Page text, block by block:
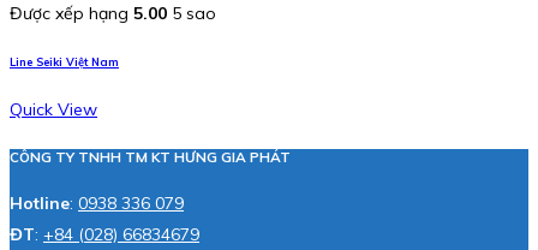
Được xếp hạng 5.00 5 sao
Line Seiki Việt Nam
Quick View
CÔNG TY TNHH TM KT HƯNG GIA PHÁT
Hotline: 0938 336 079
ĐT: +84 (028) 66834679